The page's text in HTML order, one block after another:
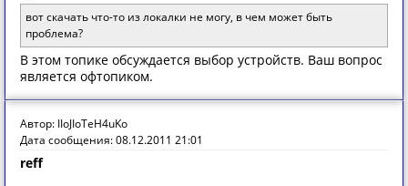
вот скачать что-то из локалки не могу, в чем может быть
проблема?
В этом топике обсуждается выбор устройств. Ваш вопрос
является офтопиком.
Автор: IIoJIoTeH4uKo
Дата сообщения: 08.12.2011 21:01
reff